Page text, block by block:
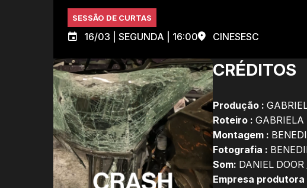
SESSÃO DE CURTAS
16/03 | SEGUNDA | 16:00 CINESESC
CRÉDITOS
Produção :
Roteiro : GABRIELA
Montagem :
Fotografia :
Som: DANIEL
Empresa produtora